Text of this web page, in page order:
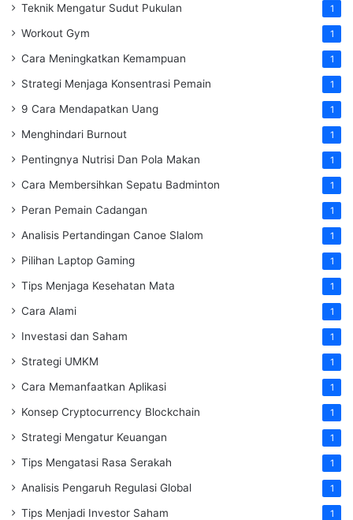
Teknik Mengatur Sudut Pukulan 1
Workout Gym 1
Cara Meningkatkan Kemampuan 1
Strategi Menjaga Konsentrasi Pemain 1
9 Cara Mendapatkan Uang 1
Menghindari Burnout 1
Pentingnya Nutrisi Dan Pola Makan 1
Cara Membersihkan Sepatu Badminton 1
Peran Pemain Cadangan 1
Analisis Pertandingan Canoe Slalom 1
Pilihan Laptop Gaming 1
Tips Menjaga Kesehatan Mata 1
Cara Alami 1
Investasi dan Saham 1
Strategi UMKM 1
Cara Memanfaatkan Aplikasi 1
Konsep Cryptocurrency Blockchain 1
Strategi Mengatur Keuangan 1
Tips Mengatasi Rasa Serakah 1
Analisis Pengaruh Regulasi Global 1
Tips Menjadi Investor Saham 1